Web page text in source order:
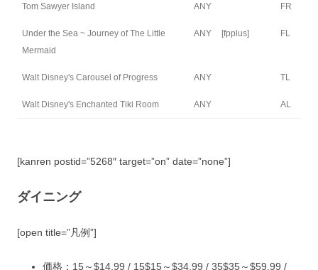
Tom Sawyer Island ANY FR
Under the Sea ~ Journey of The Little
Mermaid
ANY [fpplus] FL
Walt Disney's Carousel of Progress ANY TL
Walt Disney's Enchanted Tiki Room ANY AL
[kanren postid=”5268″ target=”on” date=”none”]
ダイニング
[open title=”凡例”]
価格： 15～$14.99 / 15$15～$34.99 / 35$35～$59.99 /